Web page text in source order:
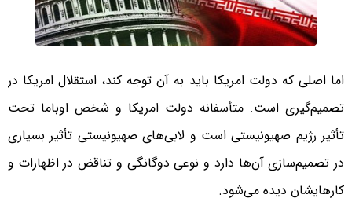
اما اصلی که دولت امریکا باید به آن توجه کند، استقلال امریکا در
تصمیم‌گیری است. متأسفانه دولت امریکا و شخص اوباما تحت
تأثیر رژیم صهیونیستی است و لابی‌های صهیونیستی تأثیر بسیاری
در تصمیم‌سازی آن‌ها دارد و نوعی دوگانگی و تناقض در اظهارات و
کارهایشان دیده می‌شود.